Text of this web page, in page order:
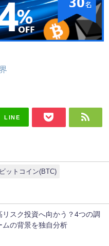
LINE
ビットコイン(BTC)
スク投資へ向かう？4つの調
ムの背景を独自分析